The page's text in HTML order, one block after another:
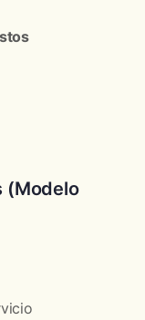
(Modelo